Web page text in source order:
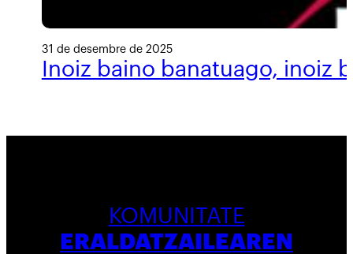
31 de desembre de 2025
Inoiz baino banatuago, inoiz
KOMUNITATE
ERALDATZAILEAREN